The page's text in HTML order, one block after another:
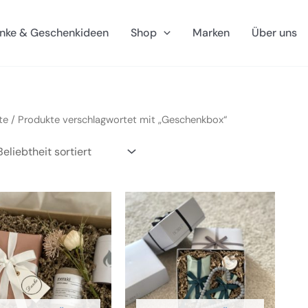
& Geschenkideen Shop Marken Über uns
/ Produkte verschlagwortet mit „Geschenkbox“